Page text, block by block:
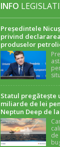
INFO
Președintele
privind
produselor
Statul pregătește
miliarde de lei
Neptun Deep de
de